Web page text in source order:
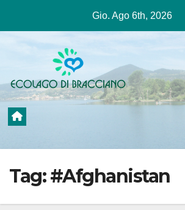
contenuto
Gio. Ago 6th, 2026
Tag:#Afghanistan